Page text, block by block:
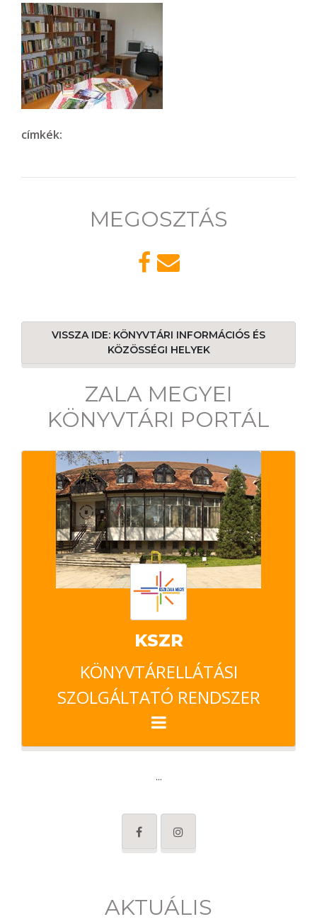
címkék:
MEGOSZTÁS
VISSZA IDE: KÖNYVTÁRI INFORMÁCIÓS ÉS
KÖZÖSSÉGI HELYEK
ZALA MEGYEI
KÖNYVTÁRI PORTÁL
KSZR
KÖNYVTÁRELLÁTÁSI
SZOLGÁLTATÓ RENDSZER
...
AKTUÁLIS